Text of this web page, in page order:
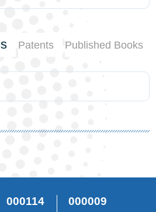
Patents Published Books
000114 000009